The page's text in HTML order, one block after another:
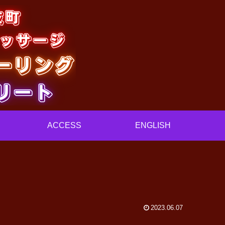
ACCESS ENGLISH
2023.06.07